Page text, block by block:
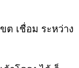
ต เชื่อม ระหว่าง